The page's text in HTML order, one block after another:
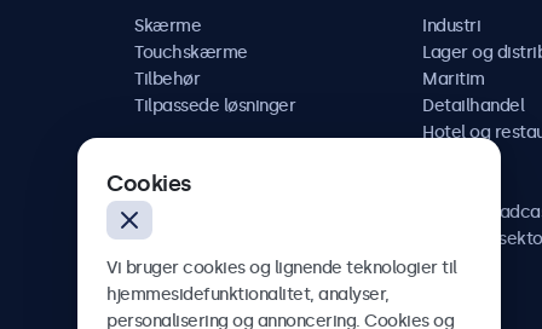
Skærme
Touchskærme
Tilbehør
Tilpassede løsninger
Industri
Lager og
Maritim
Detailhandel
Hotel og
AV og
Cookies
Vi bruger cookies og lignende teknologier til
hjemmesidefunktionalitet, analyser,
personalisering og annoncering. Cookies og